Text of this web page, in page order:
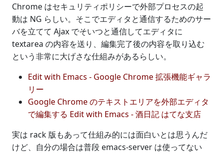
Chrome はセキュリティポリシーで外部プロセスの起
動は NG らしい。そこでエディタと通信するためのサー
バを立てて Ajax でそいつと通信してエディタに
textarea の内容を送り、編集完了後の内容を取り込む
という非常に大げさな仕組みがあるらしい。
Edit with Emacs - Google Chrome 拡張機能ギャラ
リー
Google Chrome のテキストエリアを外部エディタ
で編集する Edit with Emacs - 酒日記 はてな支店
実は rack 版もあって仕組み的には面白いとは思うんだ
けど、自分の場合は普段 emacs-server は使ってない